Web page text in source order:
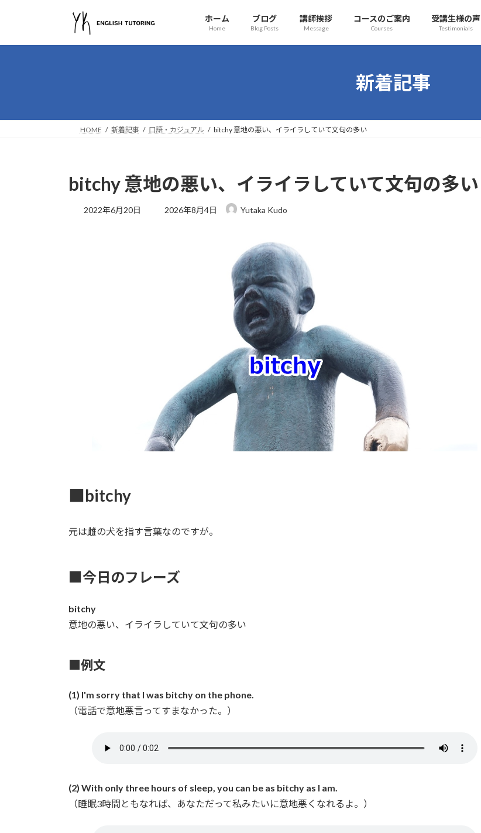
ン
ッ
ー
移
ホーム
Home
ブログ
Blog Posts
講師挨拶
Message
コースのご案内
Courses
受講生様の声
Testimonials
新着記事
HOME 新着記事 口語・カジュアル bitchy 意地の悪い、イライラしていて文句の多い
bitchy 意地の悪い、イライラしていて文句の多い
2022年6月20日
最
2026年8月4日 Yutaka Kudo
■bitchy
元は雌の犬を指す言葉なのですが。
■今日のフレーズ
bitchy
意地の悪い、イライラしていて文句の多い
■例文
(1) I'm sorry that I was bitchy on the phone.
（電話で意地悪言ってすまなかった。）
(2) With only three hours of sleep, you can be as bitchy as I am.
（睡眠3時間ともなれば、あなただって私みたいに意地悪くなれるよ。）